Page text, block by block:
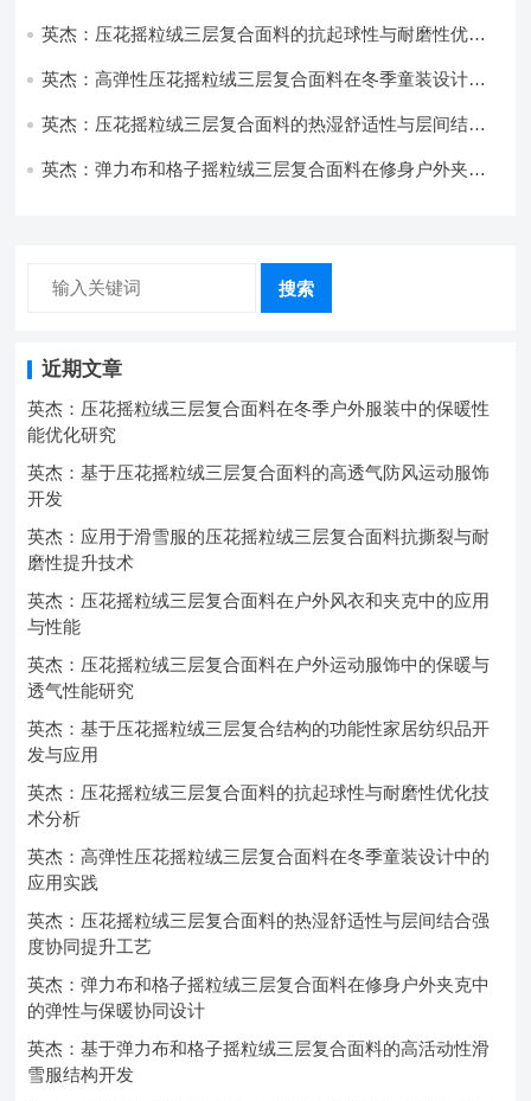
英杰：压花摇粒绒三层复合面料的抗起球性与耐磨性优化
英杰：高弹性压花摇粒绒三层复合面料在冬季童装设计中
英杰：压花摇粒绒三层复合面料的热湿舒适性与层间结合
英杰：弹力布和格子摇粒绒三层复合面料在修身户外夹克
搜索
近期文章
英杰：压花摇粒绒三层复合面料在冬季户外服装中的保暖性
能优化研究
英杰：基于压花摇粒绒三层复合面料的高透气防风运动服饰
开发
英杰：应用于滑雪服的压花摇粒绒三层复合面料抗撕裂与耐
磨性提升技术
英杰：压花摇粒绒三层复合面料在户外风衣和夹克中的应用
与性能
英杰：压花摇粒绒三层复合面料在户外运动服饰中的保暖与
透气性能研究
英杰：基于压花摇粒绒三层复合结构的功能性家居纺织品开
发与应用
英杰：压花摇粒绒三层复合面料的抗起球性与耐磨性优化技
术分析
英杰：高弹性压花摇粒绒三层复合面料在冬季童装设计中的
应用实践
英杰：压花摇粒绒三层复合面料的热湿舒适性与层间结合强
度协同提升工艺
英杰：弹力布和格子摇粒绒三层复合面料在修身户外夹克中
的弹性与保暖协同设计
英杰：基于弹力布和格子摇粒绒三层复合面料的高活动性滑
雪服结构开发